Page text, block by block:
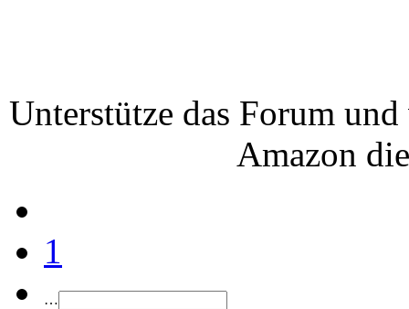
Unterstütze das Forum
Amazon
1
…